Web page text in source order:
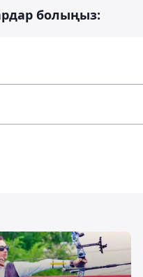
болыңыз: